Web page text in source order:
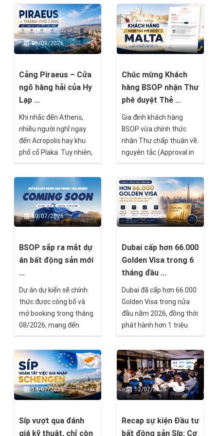
– Giấy xác nhận tạm thời
về hồ sơ cư trú – chỉ sau
16 ngày kể từ khi hồ sơ
được nộp tại Cơ quan Di
trú Hy Lạp.
những dự án nổi bật
hướng đến nhóm nhà
đầu tư tìm kiếm giá trị
bền vững mà BSOP sẽ
chính thức mở bán trong
06/08/2026
Cảng Piraeus – Cửa
ngõ hàng hải của Hy
Lạp ...
Khi nhắc đến Athens,
nhiều người nghĩ ngay
đến Acropolis hay khu
phố cổ Plaka. Tuy nhiên,
thành phố khoảng 20–30
phút di chuyển là Piraeus
– cảng biển lớn nhất Hy
Lạp, một trong những
trung tâm hàng hải quan
khu vực đang chuyển
mình mạnh mẽ nhờ sự
sản.
31/07/2026
Chúc mừng Khách
hàng BSOP nhận Thư
phê duyệt Thẻ ...
Gia đình khách hàng
BSOP vừa chính thức
nhận Thư chấp thuận về
nguyên tắc (Approval in
Malta theo chương trình
Malta Permanent
Residence Programme
(MPRP). Đây là cột mốc
quan trọng, đánh dấu
quá trình thẩm định (Due
Diligence) và chỉ còn một
số bước cuối trước khi
vĩnh viễn Malta.
30/07/2026
BSOP sắp ra mắt dự
án bất động sản mới
...
Dự án dự kiến sẽ chính
thức được công bố và
mở booking trong tháng
08/2026, mang đến
tư tại thị trường châu Âu
dành cho các nhà đầu tư
đang tìm kiếm cơ hội đa
dạng hóa tài sản quốc tế.
21/07/2026
Dubai cấp hơn 66.000
Golden Visa trong 6
tháng đầu ...
Dubai đã cấp hơn 66.000
Golden Visa trong nửa
đầu năm 2026, đồng thời
phát hành hơn 1 triệu
xử lý hơn 7 triệu giao dịch
liên quan đến nhập cảnh,
cư trú. Những con số này
cho thấy UAE vẫn duy trì
sức hấp dẫn mạnh mẽ
nhân và chuyên gia quốc
tế, ngay cả trong bối
14/07/2026
Síp vượt qua đánh
giá kỹ thuật, chỉ còn
12/07/2026
Recap sự kiện Đầu tư
bất động sản Síp: Cơ